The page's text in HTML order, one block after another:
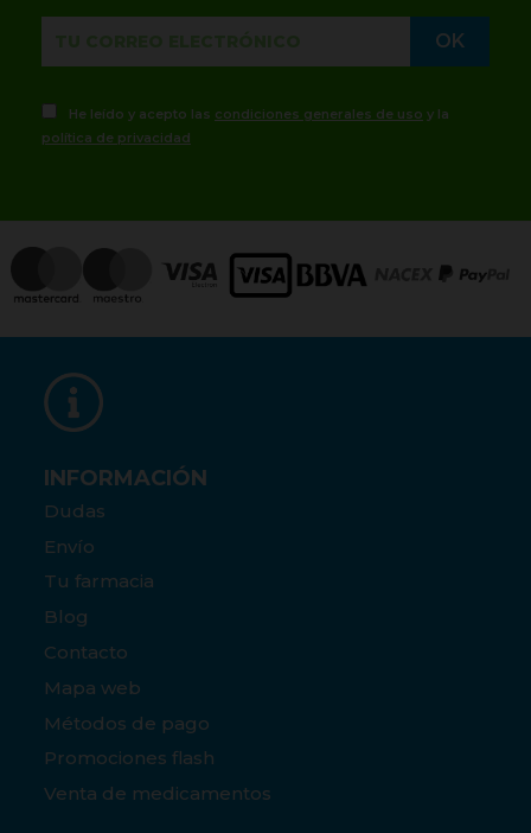
He leído y acepto las condiciones generales de uso y la
política de privacidad
INFORMACIÓN
Dudas
Envío
Tu farmacia
Blog
Contacto
Mapa web
Métodos de pago
Promociones flash
Venta de medicamentos